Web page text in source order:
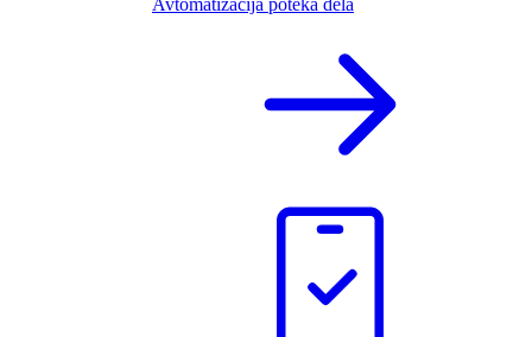
Avtomatizacija poteka dela